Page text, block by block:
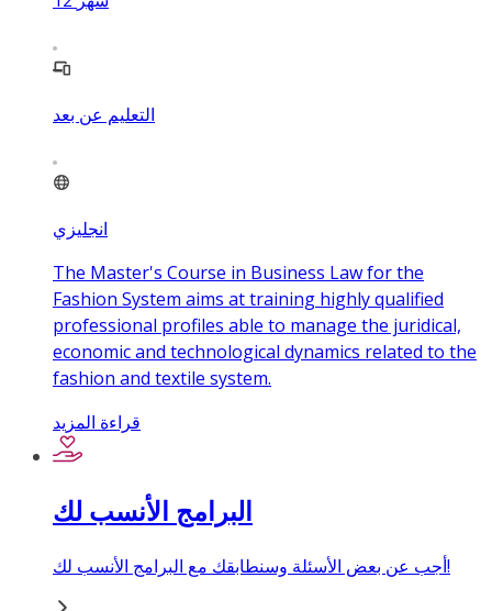
التعليم عن بعد
انجليزي
The Master's Course in Business Law for the
Fashion System aims at training highly qualified
professional profiles able to manage the juridical,
economic and technological dynamics related to the
fashion and textile system.
قراءة المزيد
البرامج الأنسب لك
أجب عن بعض الأسئلة وسنطابقك مع البرامج الأنسب لك!